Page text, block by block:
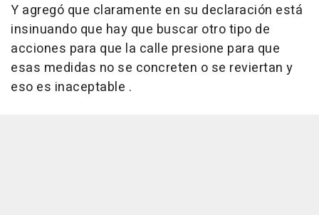
Y agregó que claramente en su declaración está
insinuando que hay que buscar otro tipo de
acciones para que la calle presione para que
esas medidas no se concreten o se reviertan y
eso es inaceptable .